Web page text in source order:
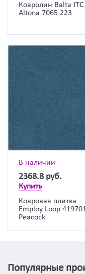
Ковролин Balta ITC
Altona 7065 223
В наличии
2368.8 руб.
Купить
Ковровая плитка
Employ Loop
Peacock
Популярные